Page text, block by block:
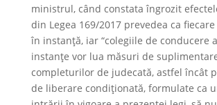
ministrul, când constata îngrozit
din Legea 169/2017 prevedea ca
în instanţă, iar “colegiile de conducere
instanţe vor lua măsuri de
completurilor de judecată, astfel încât
de liberare condiţionată, formulate ca